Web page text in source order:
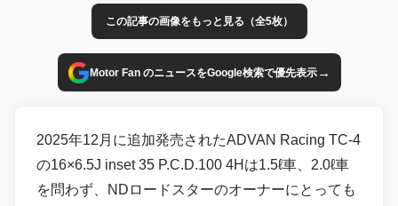
この記事の画像をもっと見る（全5枚）
Motor Fan のニュースをGoogle検索で優先表示→
2025年12月に追加発売されたADVAN Racing TC-4
の16×6.5J inset 35 P.C.D.100 4Hは1.5ℓ車、2.0ℓ車
を問わず、NDロードスターのオーナーにとっても